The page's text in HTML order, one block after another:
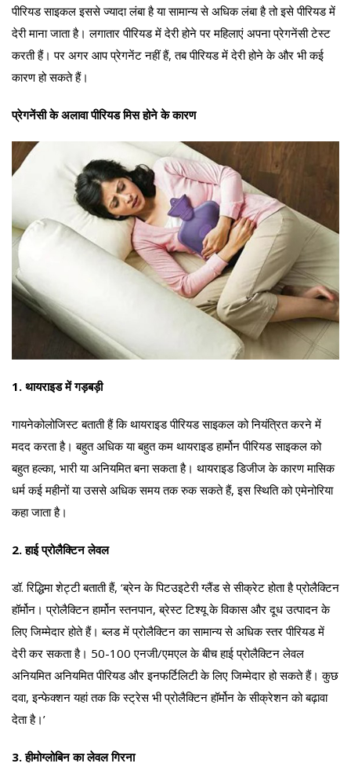
पीरियड साइकल इससे ज्यादा लंबा है या सामान्य से अधिक लंबा है तो इसे पीरियड में
देरी माना जाता है। लगातार पीरियड में देरी होने पर महिलाएं अपना प्रेगनेंसी टेस्ट
करती हैं। पर अगर आप प्रेगनेंट नहीं हैं, तब पीरियड में देरी होने के और भी कई
कारण हो सकते हैं।
प्रेगनेंसी के अलावा पीरियड मिस होने के कारण
1. थायराइड में गड़बड़ी
गायनेकोलोजिस्ट बताती हैं कि थायराइड पीरियड साइकल को नियंत्रित करने में
मदद करता है। बहुत अधिक या बहुत कम थायराइड हार्मोन पीरियड साइकल को
बहुत हल्का, भारी या अनियमित बना सकता है। थायराइड डिजीज के कारण मासिक
धर्म कई महीनों या उससे अधिक समय तक रुक सकते हैं, इस स्थिति को एमेनोरिया
कहा जाता है।
2. हाई प्रोलैक्टिन लेवल
डॉ. रिद्धिमा शेट्टी बताती हैं, ‘ब्रेन के पिटउइटेरी ग्लैंड से सीक्रेट होता है प्रोलैक्टिन
हॉर्मोन। प्रोलैक्टिन हार्मोन स्तनपान, ब्रेस्ट टिश्यू के विकास और दूध उत्पादन के
लिए जिम्मेदार होते हैं। ब्लड में प्रोलैक्टिन का सामान्य से अधिक स्तर पीरियड में
देरी कर सकता है। 50-100 एनजी/एमएल के बीच हाई प्रोलैक्टिन लेवल
अनियमित अनियमित पीरियड और इनफर्टिलिटी के लिए जिम्मेदार हो सकते हैं। कुछ
दवा, इन्फेक्शन यहां तक कि स्ट्रेस भी प्रोलैक्टिन हॉर्मोन के सीक्रेशन को बढ़ावा
देता है।’
3. हीमोग्लोबिन का लेवल गिरना